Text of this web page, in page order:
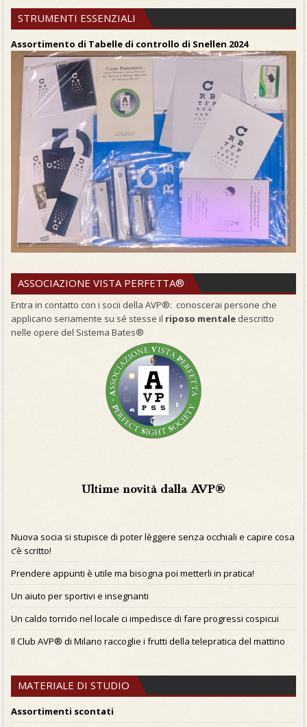
STRUMENTI ESSENZIALI
Assortimento di Tabelle di controllo di Snellen 2024
ASSOCIAZIONE VISTA PERFETTA®
Entra in contatto con i socii della AVP®: conoscerai persone che
applicano seriamente su sé stesse il riposo mentale descritto
nelle opere del Sistema Bates®
Ultime novità dalla AVP®
Nuova socia si stupisce di poter lèggere senza occhiali e capire cosa
c’è scritto!
Prendere appunti è utile ma bisogna poi metterli in pratica!
Un aiuto per sportivi e insegnanti
Un caldo torrido nel locale ci impedisce di fare progressi cospicui
Il Club AVP® di Milano raccoglie i frutti della telepratica del mattino
MATERIALE DI STUDIO
Assortimenti scontati